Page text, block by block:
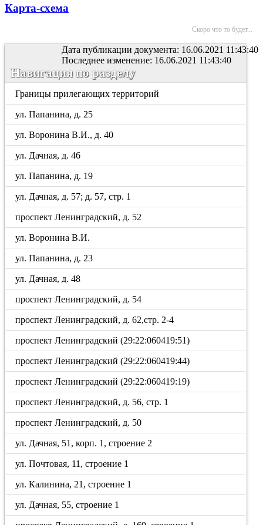
Карта-схема
Скоро что то будет...
Дата публикации документа: 16.06.2021 11:43:40
Последнее изменение: 16.06.2021 11:43:40
Навигация по разделу
Границы прилегающих территорий
ул. Папанина, д. 25
ул. Воронина В.И., д. 40
ул. Дачная, д. 46
ул. Папанина, д. 19
ул. Дачная, д. 57; д. 57, стр. 1
проспект Ленинградский, д. 52
ул. Воронина В.И.
ул. Папанина, д. 23
ул. Дачная, д. 48
проспект Ленинградский, д. 54
проспект Ленинградский, д. 62,стр. 2-4
проспект Ленинградский (29:22:060419:51)
проспект Ленинградский (29:22:060419:44)
проспект Ленинградский (29:22:060419:19)
проспект Ленинградский, д. 56, стр. 1
проспект Ленинградский, д. 50
ул. Дачная, 51, корп. 1, строение 2
ул. Почтовая, 11, строение 1
ул. Калинина, 21, строение 1
ул. Дачная, 55, строение 1